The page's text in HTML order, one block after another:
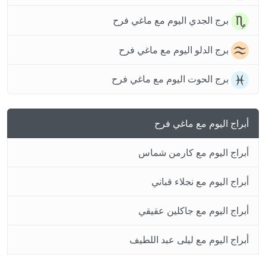
برج الجدي اليوم مع ماغي فرح
برج الدلو اليوم مع ماغي فرح
برج الحوت اليوم مع ماغي فرح
أبراج اليوم مع ماغي فرح
أبراج اليوم مع كارمن شماس
أبراج اليوم مع نجلاء قباني
أبراج اليوم مع جاكلين عقيقي
أبراج اليوم مع ليلى عبد اللطيف